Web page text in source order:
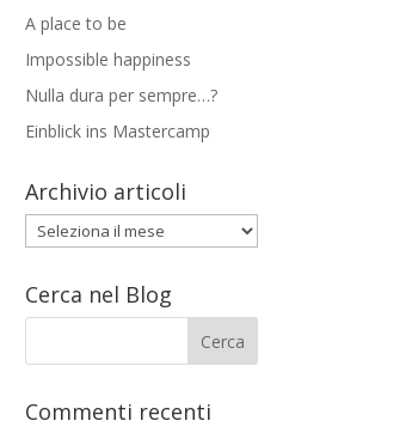
A place to be
Impossible happiness
Nulla dura per sempre…?
Einblick ins Mastercamp
Archivio articoli
Archivio
articoli
Cerca nel Blog
Commenti recenti